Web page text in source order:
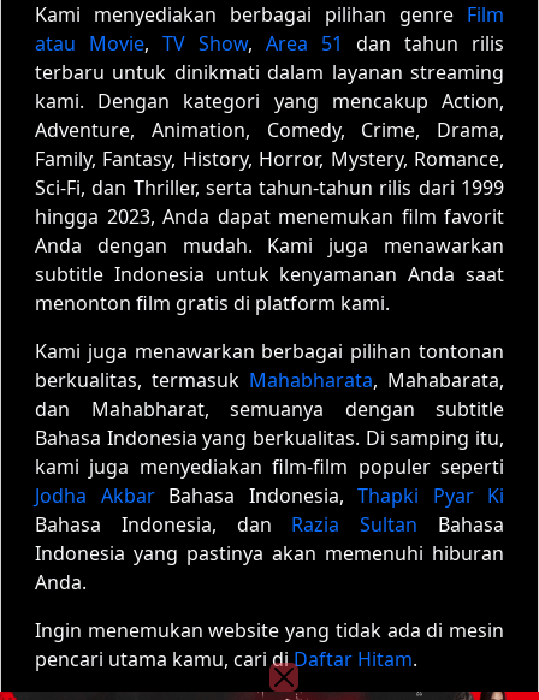
Kami menyediakan berbagai pilihan genre Film
atau Movie, TV Show, Area 51
dan tahun rilis
terbaru untuk dinikmati dalam layanan streaming
kami. Dengan kategori yang mencakup Action,
Adventure, Animation, Comedy, Crime, Drama,
Family, Fantasy, History, Horror, Mystery, Romance,
Sci-Fi, dan Thriller, serta tahun-tahun rilis dari 1999
hingga 2023, Anda dapat menemukan film favorit
Anda dengan mudah. Kami juga menawarkan
subtitle Indonesia untuk kenyamanan Anda saat
menonton film gratis di platform kami.
Kami juga menawarkan berbagai pilihan tontonan
berkualitas, termasuk Mahabharata, Mahabarata,
dan Mahabharat, semuanya dengan subtitle
Bahasa Indonesia yang berkualitas. Di samping itu,
kami juga menyediakan film-film populer seperti
Jodha AkbarBahasa Indonesia, Thapki Pyar Ki
Bahasa Indonesia, dan Razia Sultan Bahasa
Indonesia yang pastinya akan memenuhi hiburan
Anda.
Ingin menemukan website yang tidak ada di mesin
pencari utama kamu, cari diDaftar Hitam.